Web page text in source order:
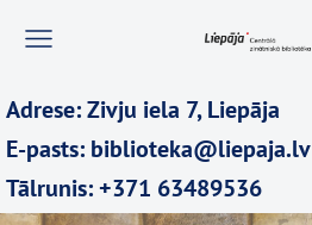
Adrese: Zivju iela 7, Liepāja
E-pasts: biblioteka@liepaja.lv
Tālrunis: +371 63489536